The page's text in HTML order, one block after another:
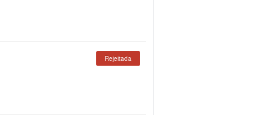
Rejeitada